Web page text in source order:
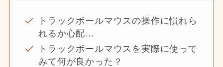
トラックボールマウスの操作に慣れら
れるか心配…
トラックボールマウスを実際に使って
みて何が良かった？